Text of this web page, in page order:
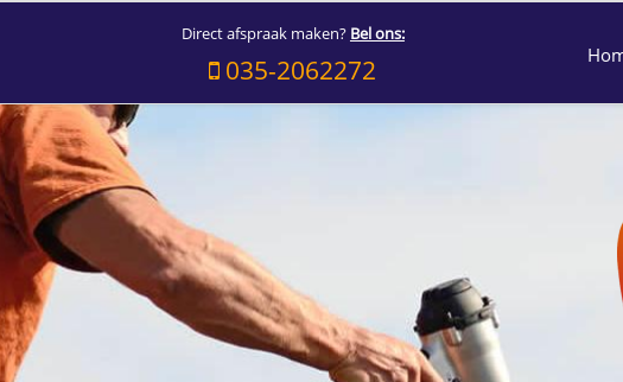
Direct afspraak maken? Bel ons:
035-2062272